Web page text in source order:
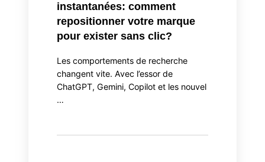
instantanées: comment
repositionner votre marque
pour exister sans clic?
Les comportements de recherche
changent vite. Avec l’essor de
ChatGPT, Gemini, Copilot et les nouvel
…